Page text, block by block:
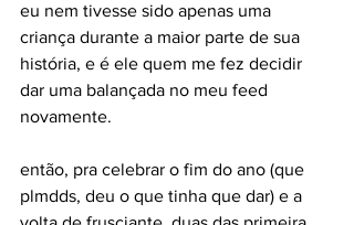
eu nem tivesse sido apenas uma
criança durante a maior parte de sua
história, e é ele quem me fez decidir
dar uma balançada no meu feed
novamente.
então, pra celebrar o fim do ano (que
plmdds, deu o que tinha que dar) e a